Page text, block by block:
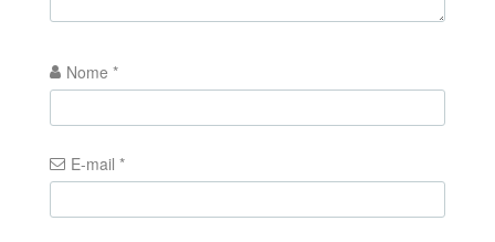
Nome *
E-mail *